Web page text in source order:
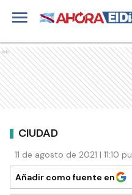
Ads
CIUDAD
11 de agosto de 2021 | 11:10
Añadir como fuente en